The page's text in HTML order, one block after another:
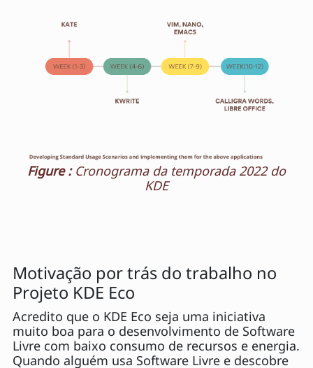
Figure : Cronograma da temporada 2022 do
KDE
Motivação por trás do trabalho no
Projeto KDE Eco
Acredito que o KDE Eco seja uma iniciativa
muito boa para o desenvolvimento de Software
Livre com baixo consumo de recursos e energia.
Quando alguém usa Software Livre e descobre